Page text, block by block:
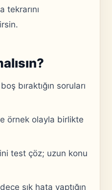
tekrarını
bıraktığın soruları
örnek olayla birlikte
test çöz; uzun konu
sık hata yaptığın